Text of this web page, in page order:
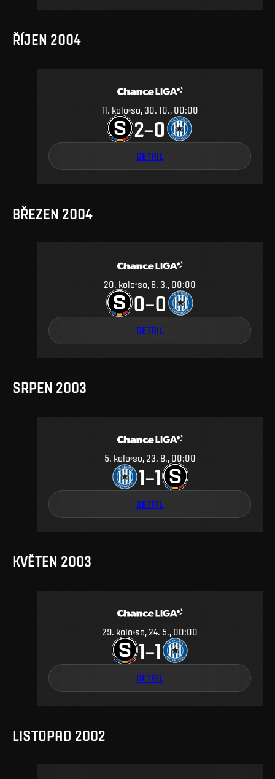
ŘÍJEN 2004
11. kolo so, 30. 10., 00:00
2–0
DETAIL
BŘEZEN 2004
20. kolo so, 6. 3., 00:00
0–0
DETAIL
SRPEN 2003
5. kolo so, 23. 8., 00:00
1–1
DETAIL
KVĚTEN 2003
29. kolo so, 24. 5., 00:00
1–1
DETAIL
LISTOPAD 2002